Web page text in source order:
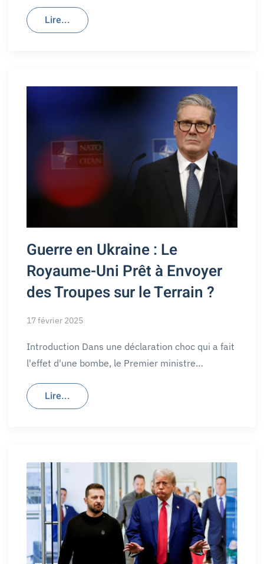
Lire...
Guerre en Ukraine : Le
Royaume-Uni Prêt à Envoyer
des Troupes sur le Terrain ?
17 février 2025
Introduction Dans une déclaration choc qui a fait
l'effet d'une bombe, le Premier ministre…
Lire...